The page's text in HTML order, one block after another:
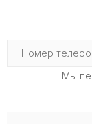
Мы